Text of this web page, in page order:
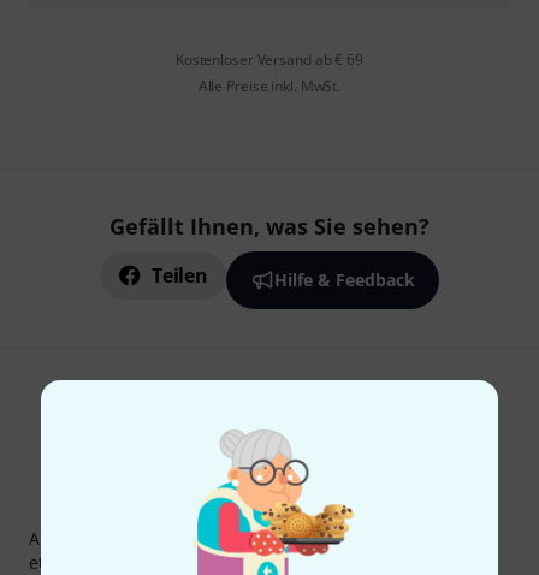
Kostenloser Versand ab € 69
Alle Preise inkl. MwSt.
Gefällt Ihnen, was Sie sehen?
Teilen Hilfe & Feedback
Thomann Newsletter
Abonniere den Thomann Newsletter und gewinne mit
etwas Glück einen von50 Gutscheinen